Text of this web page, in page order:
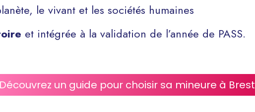
le vivant et les sociétés humaines
et intégrée à la validation de l’année de PASS.
Découvrez un guide pour choisir sa mineure à Brest